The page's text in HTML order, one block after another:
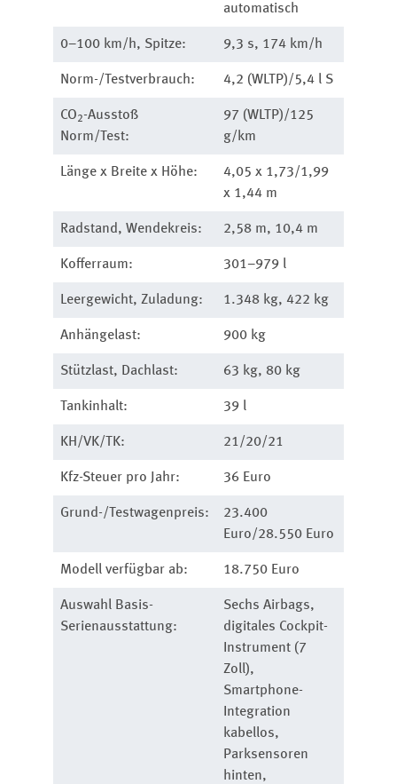
automatisch
0–100 km/h, Spitze: 9,3 s, 174 km/h
Norm-/Testverbrauch: 4,2 (WLTP)/5,4 l S
CO2-Ausstoß
Norm/Test:
97 (WLTP)/125
g/km
Länge x Breite x Höhe:
4,05 x 1,73/1,99
x 1,44 m
Radstand, Wendekreis: 2,58 m, 10,4 m
Kofferraum: 301–979 l
Leergewicht, Zuladung: 1.348 kg, 422 kg
Anhängelast: 900 kg
Stützlast, Dachlast: 63 kg, 80 kg
Tankinhalt: 39 l
KH/VK/TK: 21/20/21
Kfz-Steuer pro Jahr: 36 Euro
Grund-/Testwagenpreis:
23.400
Euro/28.550 Euro
Modell verfügbar ab: 18.750 Euro
Auswahl Basis-
Serienausstattung:
Sechs Airbags,
digitales Cockpit-
Instrument (7
Zoll),
Smartphone-
Integration
kabellos,
Parksensoren
hinten,